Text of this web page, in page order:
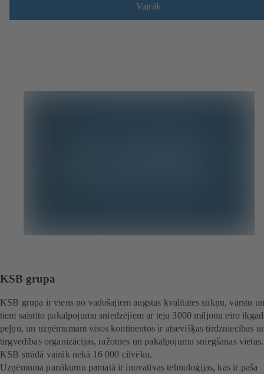
Vairāk
KSB grupa
KSB grupa ir viens no vadošajiem augstas kvalitātes sūkņu, vārstu
tiem saistīto pakalpojumu sniedzējiem ar teju 3000 miljonu eiro
peļņu, un uzņēmumam visos kontinentos ir atsevišķas tirdzniecības
tirgvedības organizācijas, ražotnes un pakalpojumu sniegšanas vietas.
KSB strādā vairāk nekā 16 000 cilvēku.
Uzņēmuma panākumu pamatā ir inovatīvas tehnoloģijas, kas ir paša